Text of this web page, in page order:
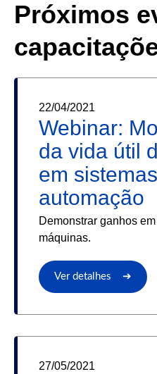
Próximos
22/04/2021
Webinar:
da vida útil
em
automação
Demonstrar ganhos
máquinas.
Ver detalhes ➔
27/05/2021